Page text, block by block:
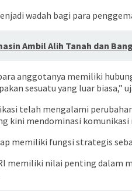
wadah bagi para
Ambil Alih Tanah dan
anggotanya memiliki
sesuatu yang luar biasa,”
telah mengalami
kini mendominasi komunikasi
memiliki fungsi strategis
memiliki nilai penting